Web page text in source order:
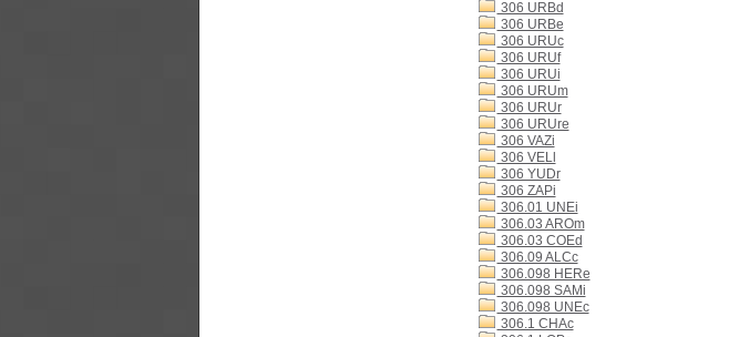
306 URBd
306 URBe
306 URUc
306 URUf
306 URUi
306 URUm
306 URUr
306 URUre
306 VAZi
306 VELl
306 YUDr
306 ZAPi
306.01 UNEi
306.03 AROm
306.03 COEd
306.09 ALCc
306.098 HERe
306.098 SAMi
306.098 UNEc
306.1 CHAc